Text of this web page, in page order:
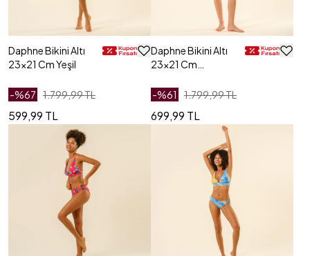
Daphne Bikini Altı
23x21 Cm Yeşil
-%67 1.799,99 TL
599,99 TL
Daphne Bikini Altı
23x21 Cm
-%61 1.799,99 TL
699,99 TL